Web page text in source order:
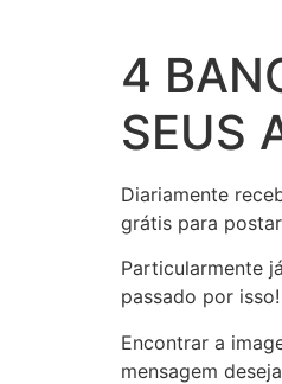
4
SEUS
Diariamente
grátis para
Particularmente
passado por isso!
Encontrar a
mensagem